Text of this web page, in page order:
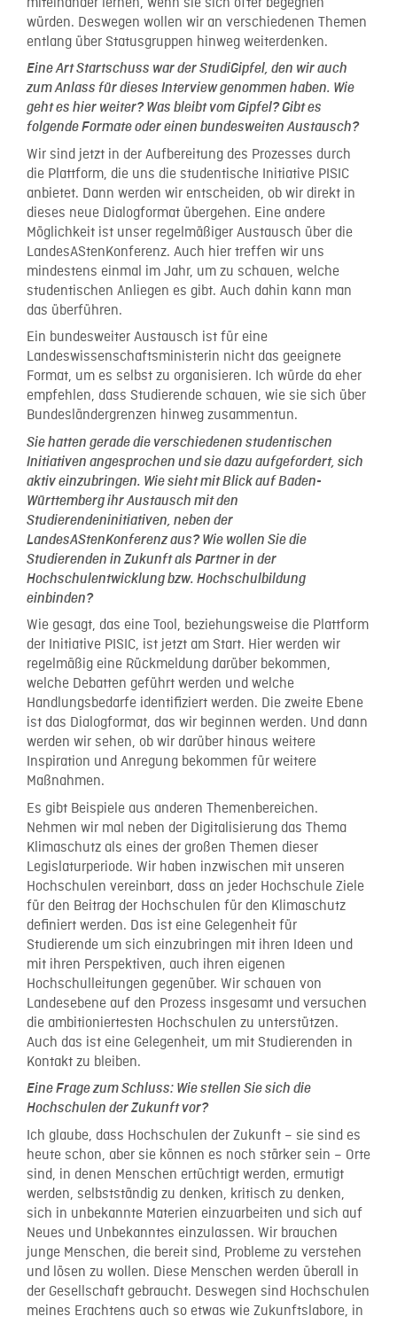
würden. Deswegen wollen wir an verschiedenen Themen
entlang über Statusgruppen hinweg weiterdenken.
Eine Art Startschuss war der StudiGipfel, den wir auch
zum Anlass für dieses Interview genommen haben. Wie
geht es hier weiter? Was bleibt vom Gipfel? Gibt es
folgende Formate oder einen bundesweiten Austausch?
Wir sind jetzt in der Aufbereitung des Prozesses durch
die Plattform, die uns die studentische Initiative PISIC
anbietet. Dann werden wir entscheiden, ob wir direkt in
dieses neue Dialogformat übergehen. Eine andere
Möglichkeit ist unser regelmäßiger Austausch über die
LandesAStenKonferenz. Auch hier treffen wir uns
mindestens einmal im Jahr, um zu schauen, welche
studentischen Anliegen es gibt. Auch dahin kann man
das überführen.
Ein bundesweiter Austausch ist für eine
Landeswissenschaftsministerin nicht das geeignete
Format, um es selbst zu organisieren. Ich würde da eher
empfehlen, dass Studierende schauen, wie sie sich über
Bundesländergrenzen hinweg zusammentun.
Sie hatten gerade die verschiedenen studentischen
Initiativen angesprochen und sie dazu aufgefordert, sich
aktiv einzubringen. Wie sieht mit Blick auf Baden-
Württemberg ihr Austausch mit den
Studierendeninitiativen, neben der
LandesAStenKonferenz aus? Wie wollen Sie die
Studierenden in Zukunft als Partner in der
Hochschulentwicklung bzw. Hochschulbildung
einbinden?
Wie gesagt, das eine Tool, beziehungsweise die Plattform
der Initiative PISIC, ist jetzt am Start. Hier werden wir
regelmäßig eine Rückmeldung darüber bekommen,
welche Debatten geführt werden und welche
Handlungsbedarfe identifiziert werden. Die zweite Ebene
ist das Dialogformat, das wir beginnen werden. Und dann
werden wir sehen, ob wir darüber hinaus weitere
Inspiration und Anregung bekommen für weitere
Maßnahmen.
Es gibt Beispiele aus anderen Themenbereichen.
Nehmen wir mal neben der Digitalisierung das Thema
Klimaschutz als eines der großen Themen dieser
Legislaturperiode. Wir haben inzwischen mit unseren
Hochschulen vereinbart, dass an jeder Hochschule Ziele
für den Beitrag der Hochschulen für den Klimaschutz
definiert werden. Das ist eine Gelegenheit für
Studierende um sich einzubringen mit ihren Ideen und
mit ihren Perspektiven, auch ihren eigenen
Hochschulleitungen gegenüber. Wir schauen von
Landesebene auf den Prozess insgesamt und versuchen
die ambitioniertesten Hochschulen zu unterstützen.
Auch das ist eine Gelegenheit, um mit Studierenden in
Kontakt zu bleiben.
Eine Frage zum Schluss: Wie stellen Sie sich die
Hochschulen der Zukunft vor?
Ich glaube, dass Hochschulen der Zukunft – sie sind es
heute schon, aber sie können es noch stärker sein – Orte
sind, in denen Menschen ertüchtigt werden, ermutigt
werden, selbstständig zu denken, kritisch zu denken,
sich in unbekannte Materien einzuarbeiten und sich auf
Neues und Unbekanntes einzulassen. Wir brauchen
junge Menschen, die bereit sind, Probleme zu verstehen
und lösen zu wollen. Diese Menschen werden überall in
der Gesellschaft gebraucht. Deswegen sind Hochschulen
meines Erachtens auch so etwas wie Zukunftslabore, in